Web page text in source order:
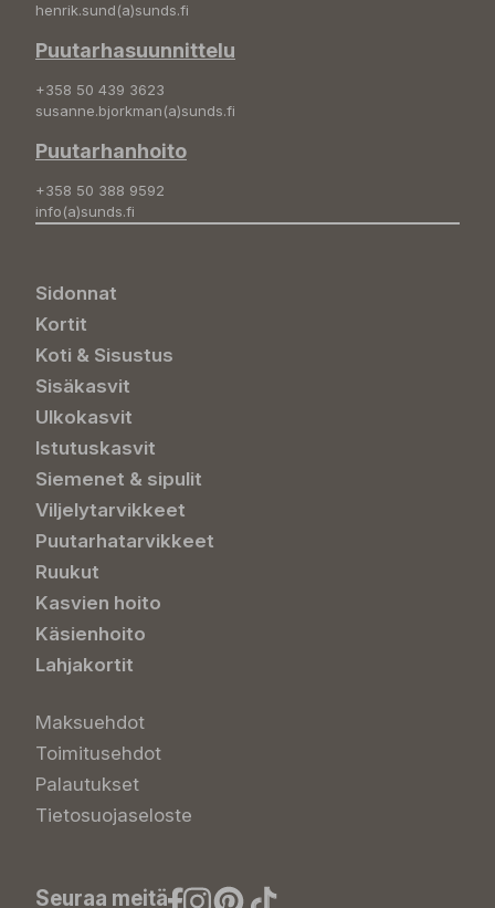
henrik.sund(a)sunds.fi
Puutarhasuunnittelu
+358 50 439 3623
susanne.bjorkman(a)sunds.fi
Puutarhanhoito
+358 50 388 9592
info(a)sunds.fi
Sidonnat
Kortit
Koti & Sisustus
Sisäkasvit
Ulkokasvit
Istutuskasvit
Siemenet & sipulit
Viljelytarvikkeet
Puutarhatarvikkeet
Ruukut
Kasvien hoito
Käsienhoito
Lahjakortit
Maksuehdot
Toimitusehdot
Palautukset
Tietosuojaseloste
Seuraa meitä